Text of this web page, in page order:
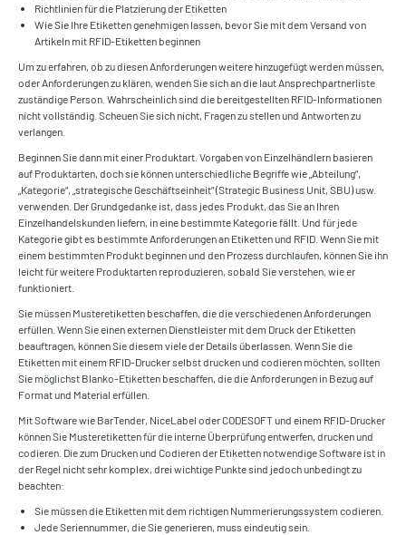
Richtlinien für die Platzierung der Etiketten
Wie Sie Ihre Etiketten genehmigen lassen, bevor Sie mit dem Versand von
Artikeln mit RFID-Etiketten beginnen
Um zu erfahren, ob zu diesen Anforderungen weitere hinzugefügt werden müssen,
oder Anforderungen zu klären, wenden Sie sich an die laut Ansprechpartnerliste
zuständige Person. Wahrscheinlich sind die bereitgestellten RFID-Informationen
nicht vollständig. Scheuen Sie sich nicht, Fragen zu stellen und Antworten zu
verlangen.
Beginnen Sie dann mit einer Produktart. Vorgaben von Einzelhändlern basieren
auf Produktarten, doch sie können unterschiedliche Begriffe wie „Abteilung“,
„Kategorie“, „strategische Geschäftseinheit“ (Strategic Business Unit, SBU) usw.
verwenden. Der Grundgedanke ist, dass jedes Produkt, das Sie an Ihren
Einzelhandelskunden liefern, in eine bestimmte Kategorie fällt. Und für jede
Kategorie gibt es bestimmte Anforderungen an Etiketten und RFID. Wenn Sie mit
einem bestimmten Produkt beginnen und den Prozess durchlaufen, können Sie ihn
leicht für weitere Produktarten reproduzieren, sobald Sie verstehen, wie er
funktioniert.
Sie müssen Musteretiketten beschaffen, die die verschiedenen Anforderungen
erfüllen. Wenn Sie einen externen Dienstleister mit dem Druck der Etiketten
beauftragen, können Sie diesem viele der Details überlassen. Wenn Sie die
Etiketten mit einem RFID-Drucker selbst drucken und codieren möchten, sollten
Sie möglichst Blanko-Etiketten beschaffen, die die Anforderungen in Bezug auf
Format und Material erfüllen.
Mit Software wie BarTender, NiceLabel oder CODESOFT und einem RFID-Drucker
können Sie Musteretiketten für die interne Überprüfung entwerfen, drucken und
codieren. Die zum Drucken und Codieren der Etiketten notwendige Software ist in
der Regel nicht sehr komplex, drei wichtige Punkte sind jedoch unbedingt zu
beachten:
Sie müssen die Etiketten mit dem richtigen Nummerierungssystem codieren.
Jede Seriennummer, die Sie generieren, muss eindeutig sein.